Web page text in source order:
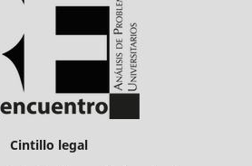
Cintillo legal